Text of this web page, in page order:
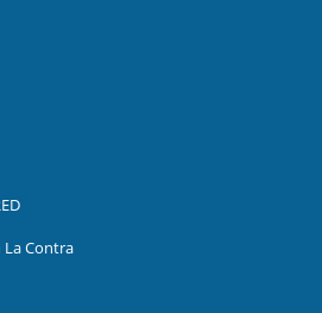
La Contra